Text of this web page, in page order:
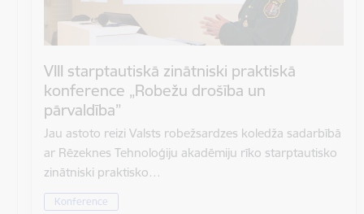
VIII starptautiskā zinātniski praktiskā
konference „Robežu drošība un
pārvaldība”
Jau astoto reizi Valsts robežsardzes koledža sadarbībā
ar Rēzeknes Tehnoloģiju akadēmiju rīko starptautisko
zinātniski praktisko…
Konference